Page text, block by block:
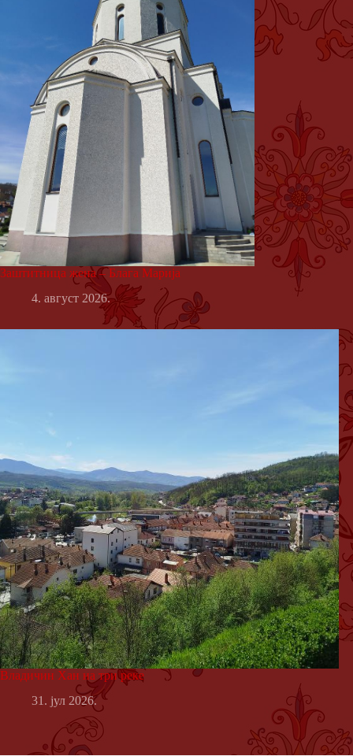
Заштитница жена – Блага Марија
4. август 2026.
Владичин Хан на три реке
31. јул 2026.